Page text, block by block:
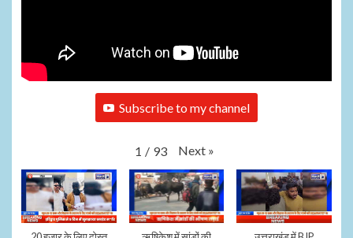
Subscribe to my channel
1 / 93 Next »